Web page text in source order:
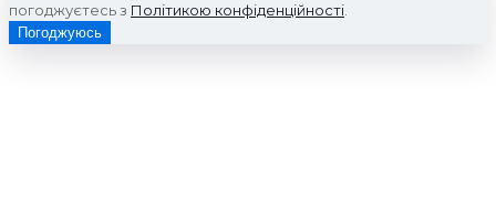
погоджуєтесь з Політикою конфіденційності.
Погоджуюсь